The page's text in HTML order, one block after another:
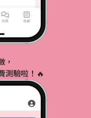
，
測驗啦！🔥